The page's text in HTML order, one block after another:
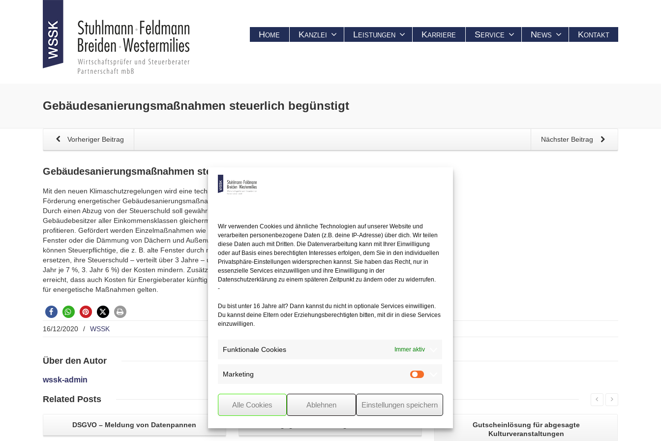
Wir verwenden Cookies und ähnliche Technologien auf unserer Website und
verarbeiten personenbezogene Daten (z.B. deine IP-Adresse) über dich. Wir teilen
diese Daten auch mit Dritten. Die Datenverarbeitung kann mit Ihrer Einwilligung
oder auf Basis eines berechtigten Interesses erfolgen, dem Sie in den individuellen
Privatsphäre-Einstellungen widersprechen kannst. Sie haben das Recht, nur in
essenzielle Services einzuwilligen und ihre Einwilligung in der
Datenschutzerklärung zu einem späteren Zeitpunkt zu ändern oder zu widerrufen.
-
Du bist unter 16 Jahre alt? Dann kannst du nicht in optionale Services einwilligen.
Du kannst deine Eltern oder Erziehungsberechtigten bitten, mit dir in diese Services
einzuwilligen.
Funktionale Cookies Immer aktiv
Marketing
Alle Cookies Ablehnen Einstellungen speichern
Home Kanzlei Leistungen Karriere Service News Kontakt
Gebäudesanierungsmaßnahmen steuerlich begünstigt
Nächster Beitrag
Vorheriger Beitrag
Gebäudesanierungsmaßnahmen steuerlich begünstigt
Mit den neuen Klimaschutzregelungen wird eine technologieoffene steuerliche
Förderung energetischer Gebäudesanierungsmaßnahmen ab 2020 eingeführt.
Durch einen Abzug von der Steuerschuld soll gewährleistet werden, dass
Gebäudebesitzer aller Einkommensklassen gleichermaßen von der Maßnahme
profitieren. Gefördert werden Einzelmaßnahmen wie der Einbau neuer
Fenster oder die Dämmung von Dächern und Außenwänden. Demnach
können Steuerpflichtige, die z. B. alte Fenster durch moderne Wärmeschutzfenster
ersetzen, ihre Steuerschuld – verteilt über 3 Jahre – um 20 % (1. + 2.
Jahr je 7 %, 3. Jahr 6 %) der Kosten mindern. Zusätzlich wurde im Vermittlungsverfahren
erreicht, dass auch Kosten für Energieberater künftig als Aufwendungen
für energetische Maßnahmen gelten.
16/12/2020 / WSSK
Über den Autor
wssk-admin
Related Posts
DSGVO – Meldung von Datenpannen Gutscheinlösung für abgesagte
Kulturveranstaltungen